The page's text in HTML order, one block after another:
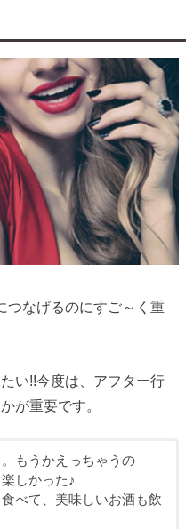
つなげるのにすご～く重
い!!今度は、アフター行
が重要です。
もうかえっちゃうの
しかった♪
べて、美味しいお酒も飲